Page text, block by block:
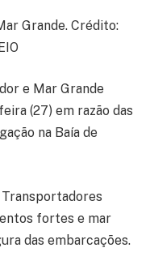
Grande. Crédito:
e Mar Grande
(27) em razão das
na Baía de
Transportadores
fortes e mar
das embarcações.